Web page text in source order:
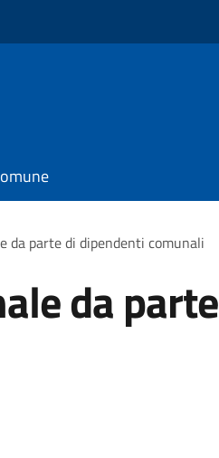
da parte di dipendenti comunali
da